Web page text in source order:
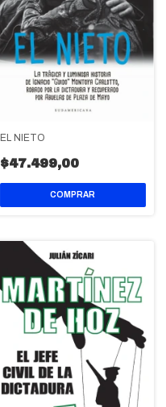
EL NIETO
$47.499,00